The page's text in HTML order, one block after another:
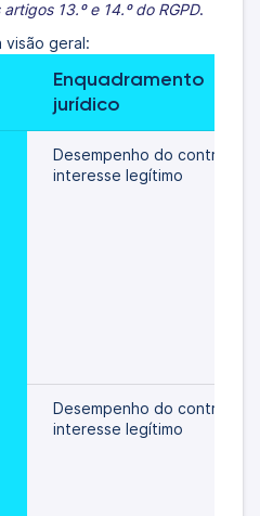
13.º e 14.º do RGPD.
geral:
Enquadramento
jurídico
Desempenho do contrato/
interesse legítimo
Desempenho do contrato/
interesse legítimo